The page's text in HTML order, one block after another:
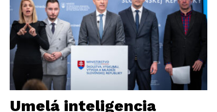
Umelá inteligencia